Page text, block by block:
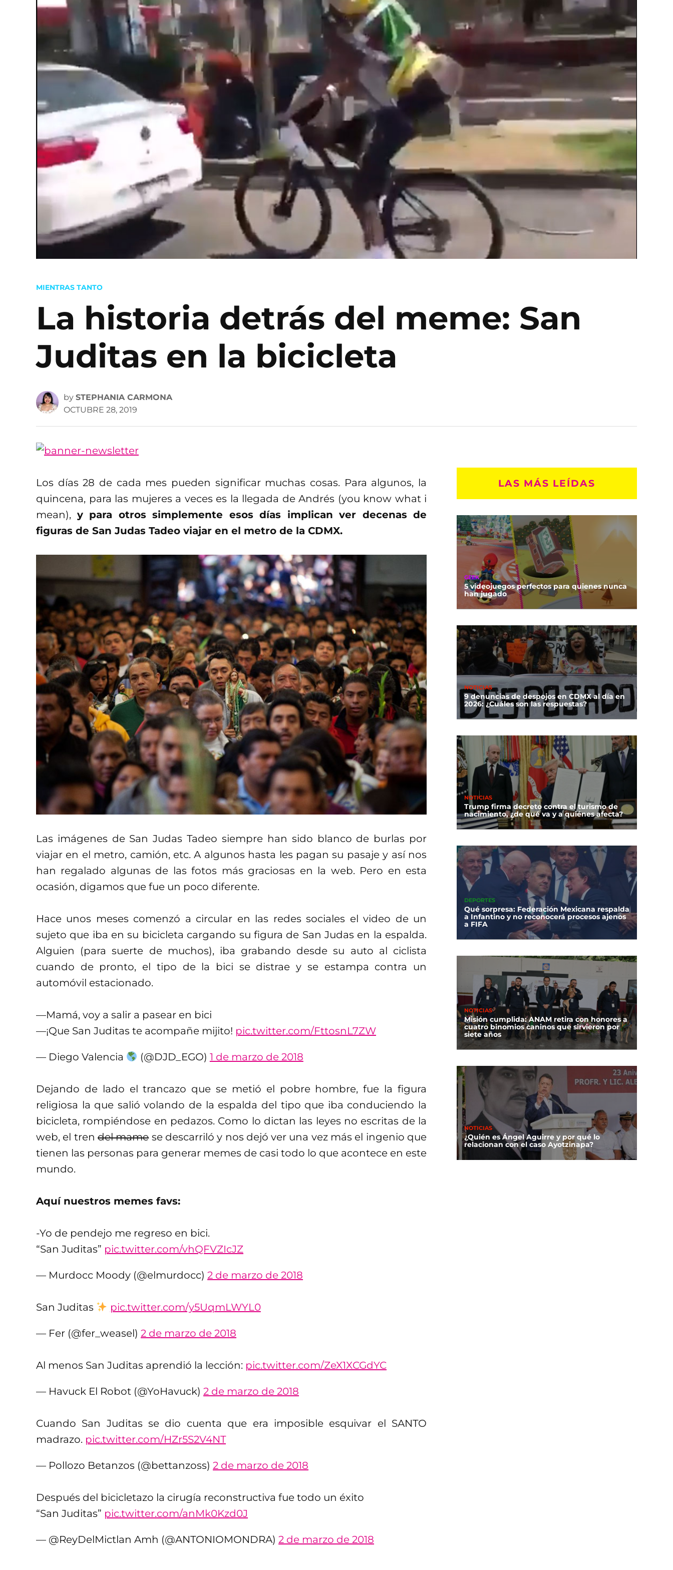
POSTED
MIENTRAS TANTO
La historia detrás del meme: San
Juditas en la bicicleta
by STEPHANIA CARMONA
OCTUBRE 28, 2019
Los días 28 de cada mes pueden significar muchas cosas. Para algunos, la
quincena, para las mujeres a veces es la llegada de Andrés (you know what i
mean), y para otros simplemente esos días implican ver decenas de
figuras de San Judas Tadeo viajar en el metro de la CDMX.
Las imágenes de San Judas Tadeo siempre han sido blanco de burlas por
viajar en el metro, camión, etc. A algunos hasta les pagan su pasaje y así nos
han regalado algunas de las fotos más graciosas en la web. Pero en esta
ocasión, digamos que fue un poco diferente.
Hace unos meses comenzó a circular en las redes sociales el video de un
sujeto que iba en su bicicleta cargando su figura de San Judas en la espalda.
Alguien (para suerte de muchos), iba grabando desde su auto al ciclista
cuando de pronto, el tipo de la bici se distrae y se estampa contra un
automóvil estacionado.
—Mamá, voy a salir a pasear en bici
—¡Que San Juditas te acompañe mijito! pic.twitter.com/FttosnL7ZW
— Diego Valencia (@DJD_EGO) 1 de marzo de 2018
Dejando de lado el trancazo que se metió el pobre hombre, fue la figura
religiosa la que salió volando de la espalda del tipo que iba conduciendo la
bicicleta, rompiéndose en pedazos. Como lo dictan las leyes no escritas de la
web, el tren del mamese descarriló y nos dejó ver una vez más el ingenio que
tienen las personas para generar memes de casi todo lo que acontece en este
mundo.
Aquí nuestros memes favs:
-Yo de pendejo me regreso en bici.
“San Juditas” pic.twitter.com/vhQFVZIcJZ
— Murdocc Moody (@elmurdocc) 2 de marzo de 2018
San Juditas pic.twitter.com/y5UqmLWYL0
— Fer (@fer_weasel) 2 de marzo de 2018
Al menos San Juditas aprendió la lección: pic.twitter.com/ZeX1XCGdYC
— Havuck El Robot (@YoHavuck) 2 de marzo de 2018
Cuando San Juditas se dio cuenta que era imposible esquivar el SANTO
madrazo. pic.twitter.com/HZr5S2V4NT
— Pollozo Betanzos (@bettanzoss) 2 de marzo de 2018
Después del bicicletazo la cirugía reconstructiva fue todo un éxito
“San Juditas” pic.twitter.com/anMk0Kzd0J
— @ReyDelMictlan Amh (@ANTONIOMONDRA) 2 de marzo de 2018
LAS MÁS LEÍDAS
GEEK
5 videojuegos perfectos para quienes nunca
han jugado
NOTICIAS
9 denuncias de despojos en CDMX al día en
2026: ¿Cuáles son las respuestas?
NOTICIAS
Trump firma decreto contra el turismo de
nacimiento, ¿de qué va y a quiénes afecta?
DEPORTES
Qué sorpresa: Federación Mexicana respalda
a Infantino y no reconocerá procesos ajenos
a FIFA
NOTICIAS
Misión cumplida: ANAM retira con honores a
cuatro binomios caninos que sirvieron por
siete años
NOTICIAS
¿Quién es Ángel Aguirre y por qué lo
relacionan con el caso Ayotzinapa?